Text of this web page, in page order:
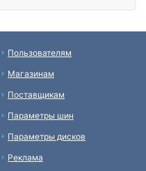
Пользователям
Магазинам
Поставщикам
Параметры шин
Параметры дисков
Реклама